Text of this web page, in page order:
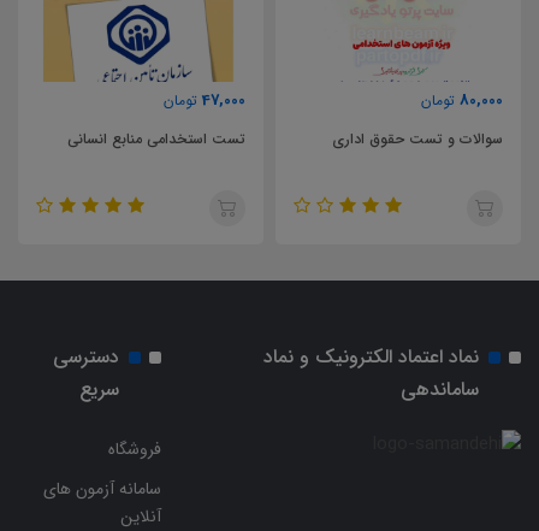
80,000 تومان
سوالات و تست حقوق اداری
47,000 تومان
تست استخدامی منابع انسانی
نماد اعتماد الکترونیک و نماد
ساماندهی
دسترسی
سریع
فروشگاه
سامانه آزمون های
آنلاین